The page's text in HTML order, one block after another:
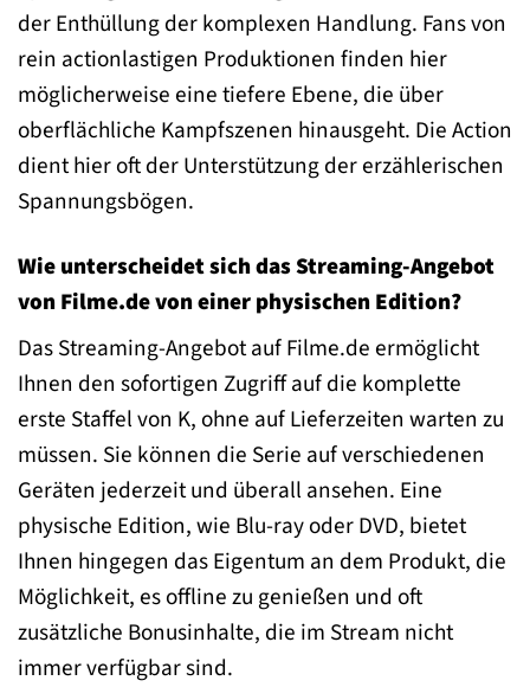
der Enthüllung der komplexen Handlung. Fans von
rein actionlastigen Produktionen finden hier
möglicherweise eine tiefere Ebene, die über
oberflächliche Kampfszenen hinausgeht. Die Action
dient hier oft der Unterstützung der erzählerischen
Spannungsbögen.
Wie unterscheidet sich das Streaming-Angebot
von Filme.de von einer physischen Edition?
Das Streaming-Angebot auf Filme.de ermöglicht
Ihnen den sofortigen Zugriff auf die komplette
erste Staffel von K, ohne auf Lieferzeiten warten zu
müssen. Sie können die Serie auf verschiedenen
Geräten jederzeit und überall ansehen. Eine
physische Edition, wie Blu-ray oder DVD, bietet
Ihnen hingegen das Eigentum an dem Produkt, die
Möglichkeit, es offline zu genießen und oft
zusätzliche Bonusinhalte, die im Stream nicht
immer verfügbar sind.